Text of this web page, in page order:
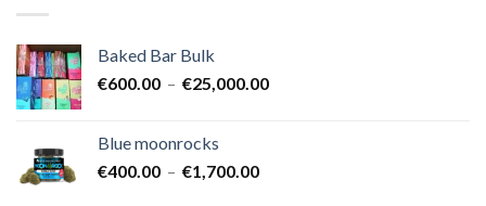
Baked Bar Bulk
€600.00 – €25,000.00Plage
Blue moonrocks
€400.00 – €1,700.00Plage